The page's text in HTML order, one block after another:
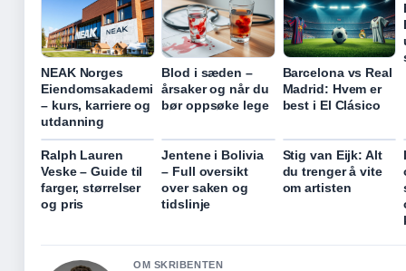
NEAK Norges
Eiendomsakademi
– kurs, karriere og
utdanning
Blod i sæden –
årsaker og når du
bør oppsøke lege
Barcelona vs Real
Madrid: Hvem er
best i El Clásico
Ralph Lauren
Veske – Guide til
farger, størrelser
og pris
Jentene i Bolivia
– Full oversikt
over saken og
tidslinje
Stig van Eijk: Alt
du trenger å vite
om artisten
OM SKRIBENTEN